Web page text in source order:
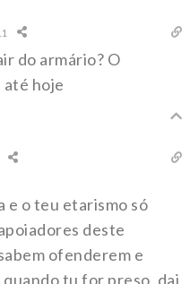
do armário? O
hoje
e o teu etarismo só
deste
ofenderem e
tu for preso, dai